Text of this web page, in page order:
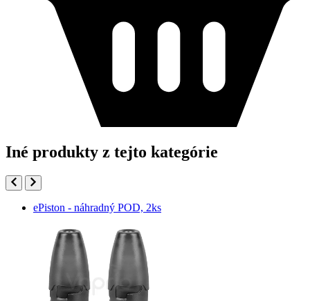
Iné produkty z tejto kategórie
ePiston - náhradný POD, 2ks